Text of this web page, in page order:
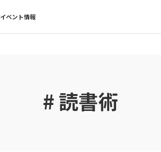
イベント情報
# 読書術